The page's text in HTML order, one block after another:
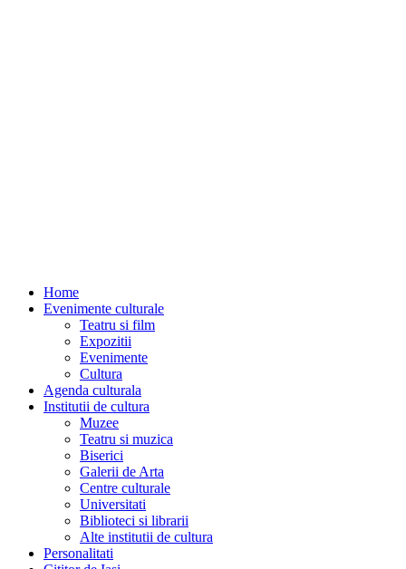
Home
Evenimente culturale
Teatru si film
Expozitii
Evenimente
Cultura
Agenda culturala
Institutii de cultura
Muzee
Teatru si muzica
Biserici
Galerii de Arta
Centre culturale
Universitati
Biblioteci si librarii
Alte institutii de cultura
Personalitati